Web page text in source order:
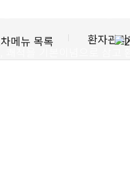
환자관
적을 기본이념으로 삼고